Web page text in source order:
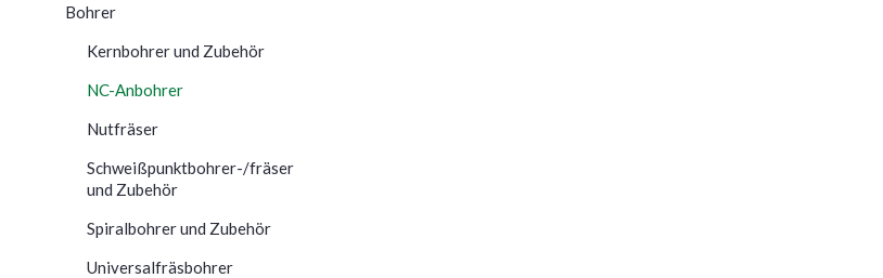
Bohrer
Kernbohrer und Zubehör
NC-Anbohrer
Nutfräser
Schweißpunktbohrer-/fräser
und Zubehör
Spiralbohrer und Zubehör
Universalfräsbohrer